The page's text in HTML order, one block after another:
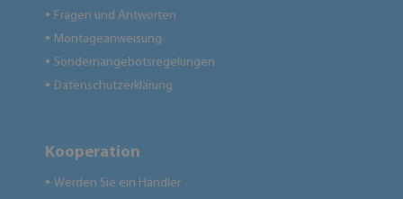
● Fragen und Antworten
● Montageanweisung
● Sondernangebotsregelungen
● Datenschutzerklärung
Kooperation
● Werden Sie ein Händler